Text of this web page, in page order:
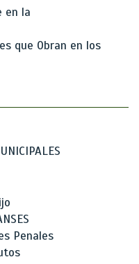
en la
que Obran en los
Penales